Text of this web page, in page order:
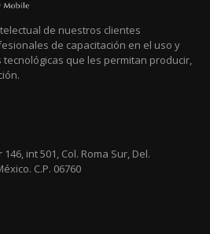
de nuestros clientes
de capacitación en el uso y
que les permitan producir,
int 501, Col. Roma Sur, Del.
C.P. 06760​